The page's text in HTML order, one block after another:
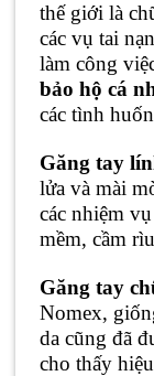
thế giới là
các vụ tai
làm công
bảo hộ cá
các tình
Găng tay
lửa và mài
các nhiệm
mềm, cầm
Găng tay
Nomex,
da cũng đã
cho thấy